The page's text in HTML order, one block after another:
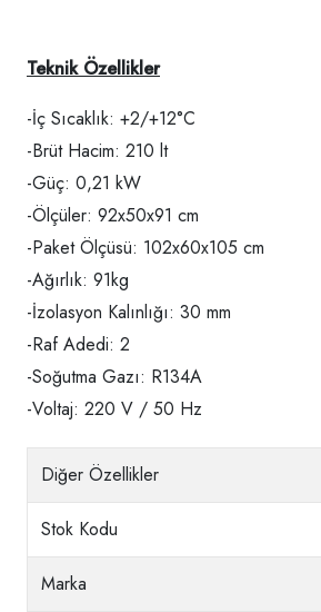
Teknik Özellikler
-İç Sıcaklık: +2/+12°C
-Brüt Hacim: 210 lt
-Güç: 0,21 kW
-Ölçüler: 92x50x91 cm
-Paket Ölçüsü: 102x60x105 cm
-Ağırlık: 91kg
-İzolasyon Kalınlığı: 30 mm
-Raf Adedi: 2
-Soğutma Gazı: R134A
-Voltaj: 220 V / 50 Hz
Diğer Özellikler
Stok Kodu
Marka